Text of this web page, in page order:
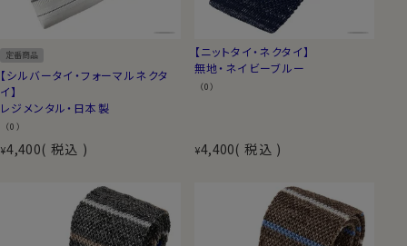
定番商品
【シルバータイ・フォーマルネクタ
イ】
レジメンタル・日本製
（0）
¥4,400 税込
【ニットタイ・ネクタイ】
無地・ネイビーブルー
（0）
¥4,400 税込